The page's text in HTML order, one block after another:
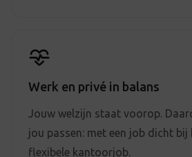
Werk en privé in balans
Jouw welzijn staat voorop.
jou passen: met een job dicht bij
flexibele kantoorjob.